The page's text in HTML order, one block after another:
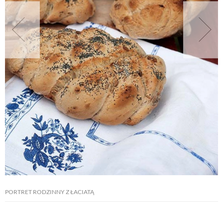
PORTRET RODZINNY Z ŁACIATĄ
NATURALNIE
URODA
NATURALNA APTECZKA
DLA DOMU